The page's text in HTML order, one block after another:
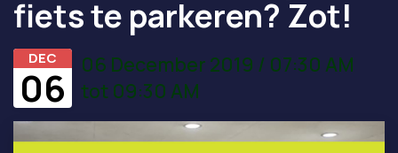
fiets te parkeren? Zot!
DEC
06
06 December 2019 / 07:30 AM
tot 09:30 AM